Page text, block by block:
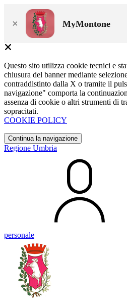
× MyMontone
Questo sito utilizza cookie tecnici e
chiusura del banner mediante
contraddistinto dalla X o tramite il
navigazione" comporta la
assenza di cookie o altri strumenti di
sopracitati.
COOKIE POLICY
Continua la navigazione
Regione Umbria
personale